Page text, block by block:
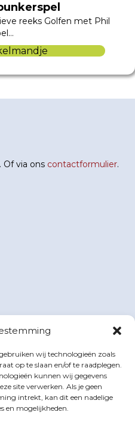
wij technologieën zoals
op te slaan en/of te raadplegen.
kunnen wij gegevens
site verwerken. Als je geen
intrekt, kan dit een nadelige
en mogelijkheden.
reeks Golfen met Phil
Of via ons contactformulier.